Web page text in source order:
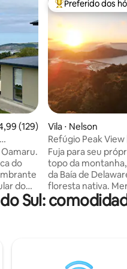
de uma avaliação média de
(129)
同辉】
do
do
e lazer
-
à
Entre os melhores
Preferido dos
Vila ⋅ Nelson
Refúgio Peak View
hidromassagem |
Fuja para seu
topo da
da Baía de
floresta nativa. Mergulhe sob as estrelas
em uma banheira
privativa a lenha,
Tasman e a região
Sul: